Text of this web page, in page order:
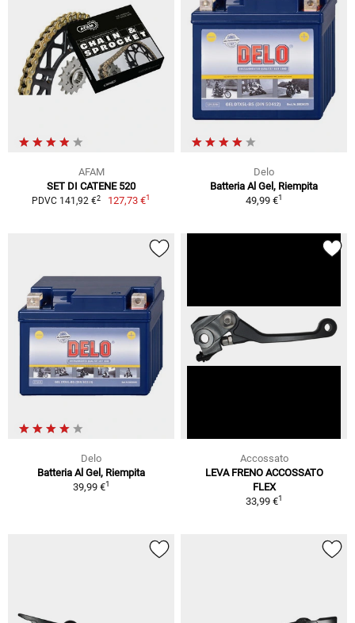
AFAM
SET DI CATENE 520
PDVC 141,92 €2 127,73 €1
Delo
Batteria Al Gel, Riempita
49,99 €1
Delo
Batteria Al Gel, Riempita
39,99 €1
Accossato
LEVA FRENO ACCOSSATO
FLEX
33,99 €1